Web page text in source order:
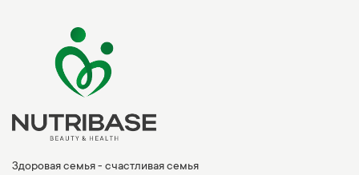
Здоровая семья - счастливая семья